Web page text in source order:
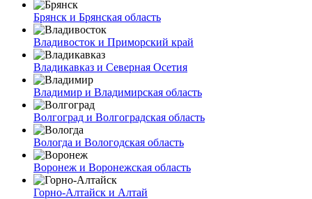
Брянск и Брянская область
Владивосток и Приморский край
Владикавказ и Северная Осетия
Владимир и Владимирская область
Волгоград и Волгоградская область
Вологда и Вологодская область
Воронеж и Воронежская область
Горно-Алтайск и Алтай